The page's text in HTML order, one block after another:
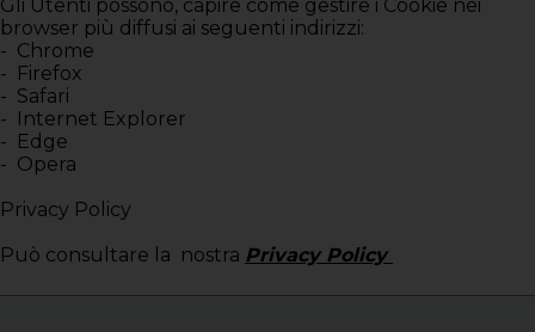
Gli Utenti possono, capire come gestire i Cookie nei
browser più diffusi ai seguenti indirizzi:
- Chrome
- Firefox
- Safari
- Internet Explorer
- Edge
- Opera
Privacy Policy
Può consultare la nostra Privacy Policy